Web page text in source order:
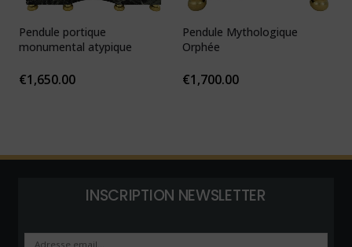
Pendule portique
monumental atypique
€1,650.00
Pendule Mythologique
Orphée
€1,700.00
INSCRIPTION NEWSLETTER